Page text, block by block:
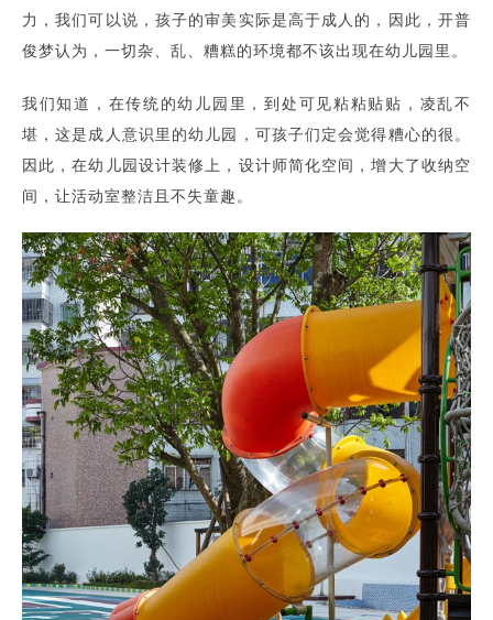
力，我们可以说，孩子的审美实际是高于成人的，因此，开普
俊梦认为，一切杂、乱、糟糕的环境都不该出现在幼儿园里。
我们知道，在传统的幼儿园里，到处可见粘粘贴贴，凌乱不
堪，这是成人意识里的幼儿园，可孩子们定会觉得糟心的很。
因此，在幼儿园设计装修上，设计师简化空间，增大了收纳空
间，让活动室整洁且不失童趣。